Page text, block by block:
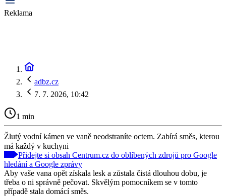
Reklama
adbz.cz
7. 7. 2026, 10:42
1 min
Žlutý vodní kámen ve vaně neodstraníte octem. Zabírá směs, kterou
má každý v kuchyni
Přidejte si obsah Centrum.cz do oblíbených zdrojů pro Google
hledání a Google zprávy
Aby vaše vana opět získala lesk a zůstala čistá dlouhou dobu, je
třeba o ni správně pečovat. Skvělým pomocníkem se v tomto
případě stala domácí směs.